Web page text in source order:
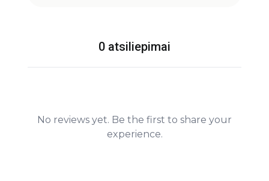
0 atsiliepimai
No reviews yet. Be the first to share your
experience.